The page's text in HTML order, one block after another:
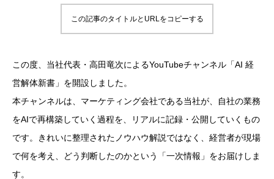
この記事のタイトルとURLをコピーする
この度、当社代表・高田竜次によるYouTubeチャンネル「AI 経
営解体新書」を開設しました。
本チャンネルは、マーケティング会社である当社が、自社の業務
をAIで再構築していく過程を、リアルに記録・公開していくもの
です。きれいに整理されたノウハウ解説ではなく、経営者が現場
で何を考え、どう判断したのかという「一次情報」をお届けしま
す。